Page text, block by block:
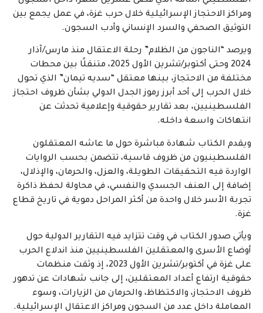
ومراكز الاحتجاز الإسرائيلية خلال حرب غزة، في عمل يجمع بين
التوثيق الصحفي والسرد الإنساني وأدب السجون.
ويرصد “الناجون من الظلام” رحلة الاعتقال منذ مارس/آذار
2024 وحتى أكتوبر/تشرين الأول 2025، متنقلًا بين محطات
مختلفة من الاحتجاز، بينها معتقل “سديه تيمان” الذي تحول
خلال الحرب إلى أحد أبرز رموز الجدل الدولي بشأن ظروف احتجاز
الفلسطينيين، بعد تقارير حقوقية وإعلامية تحدثت عن
انتهاكات واسعة داخله.
ويقدم الكتاب شهادة مباشرة حول ما عاشه المعتقلون
الفلسطينيون من ظروف قاسية، تتضمن بحسب الروايات
الواردة فيه التحقيقات الطويلة، والعزل، والحرمان، والإذلال،
إضافة إلى العنف الجسدي والنفسي، في محاولة لحفظ ذاكرة
تجربة الأسر خلال واحدة من أكثر المراحل دموية في تاريخ قطاع
غزة.
ويأتي صدور الكتاب في وقت تتزايد فيه التقارير الدولية حول
أوضاع الأسرى والمعتقلين الفلسطينيين منذ اندلاع الحرب
على غزة في أكتوبر/تشرين الأول 2023، إذ وثقت منظمات
حقوقية ارتفاع أعداد المعتقلين، إلى جانب شهادات عن تدهور
ظروف الاحتجاز، والاكتظاظ، والحرمان من الزيارات، وسوء
المعاملة داخل عدد من السجون ومراكز الاعتقال الإسرائيلية.